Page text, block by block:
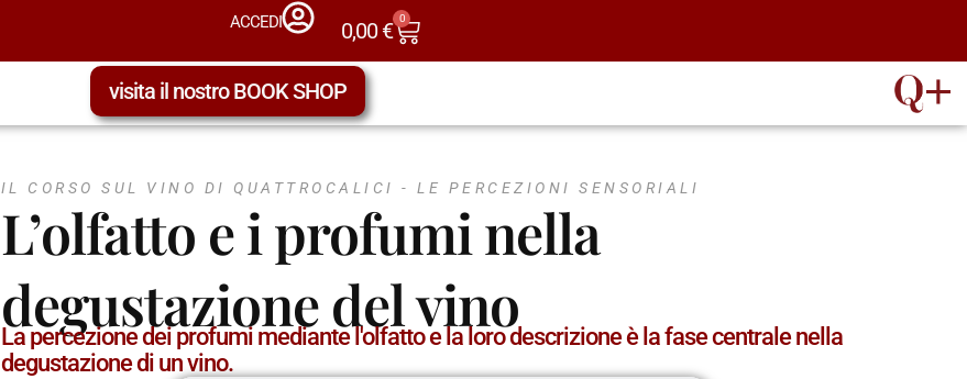
ACCEDI 0,00€ 0
visita il nostro BOOK SHOP
IL CORSO SUL VINO DI QUATTROCALICI -LE PERCEZIONI SENSORIALI
L’olfatto e i profumi nella
degustazione del vino
La percezione dei profumi mediante l'olfatto e la loro descrizione è la fase centrale nella
degustazione di un vino.